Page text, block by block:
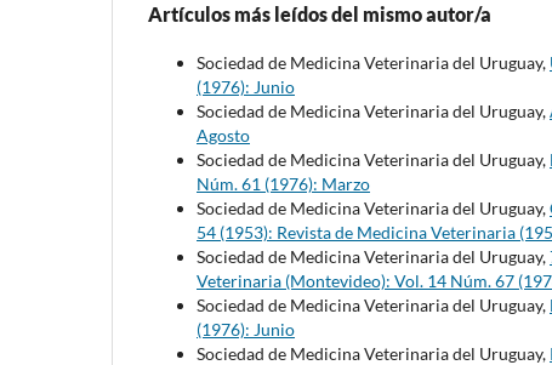
Artículos más leídos del mismo autor/a
Sociedad de Medicina Veterinaria del Uruguay,
(1976): Junio
Sociedad de Medicina Veterinaria del Uruguay,
Agosto
Sociedad de Medicina Veterinaria del Uruguay,
Núm. 61 (1976): Marzo
Sociedad de Medicina Veterinaria del Uruguay,
54 (1953): Revista de Medicina Veterinaria
Sociedad de Medicina Veterinaria del Uruguay,
Veterinaria (Montevideo): Vol. 14 Núm. 67
Sociedad de Medicina Veterinaria del Uruguay,
(1976): Junio
Sociedad de Medicina Veterinaria del Uruguay,